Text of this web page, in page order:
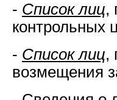
- Список лиц,
контрольных
- Список лиц,
возмещения